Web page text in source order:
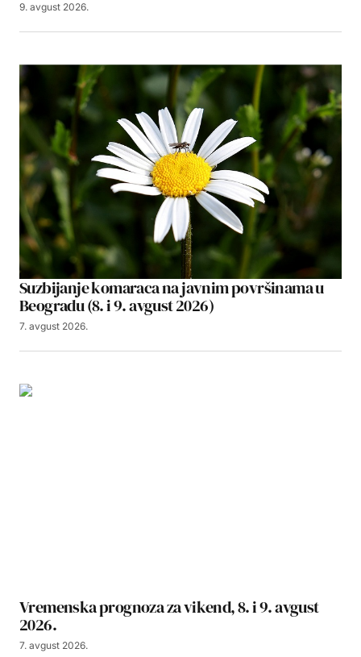
9. avgust 2026.
Suzbijanje komaraca na javnim površinama u
Beogradu (8. i 9. avgust 2026)
7. avgust 2026.
Vremenska prognoza za vikend, 8. i 9. avgust
2026.
7. avgust 2026.